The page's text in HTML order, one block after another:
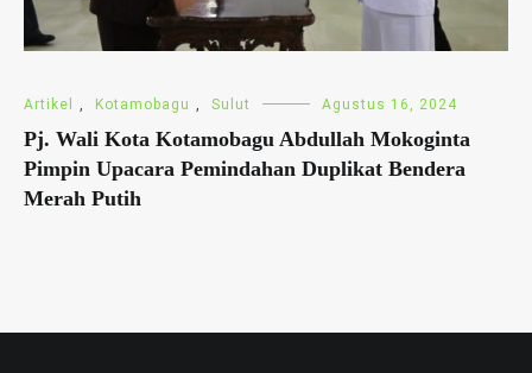
Artikel Kotamobagu Sulut Agustus 16, 2024
Pj. Wali Kota Kotamobagu Abdullah Mokoginta
Pimpin Upacara Pemindahan Duplikat Bendera
Merah Putih